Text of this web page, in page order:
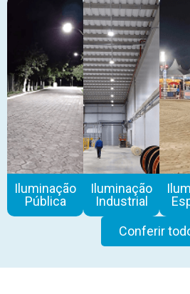
Iluminação
Pública
Iluminação
Industrial
Conferir